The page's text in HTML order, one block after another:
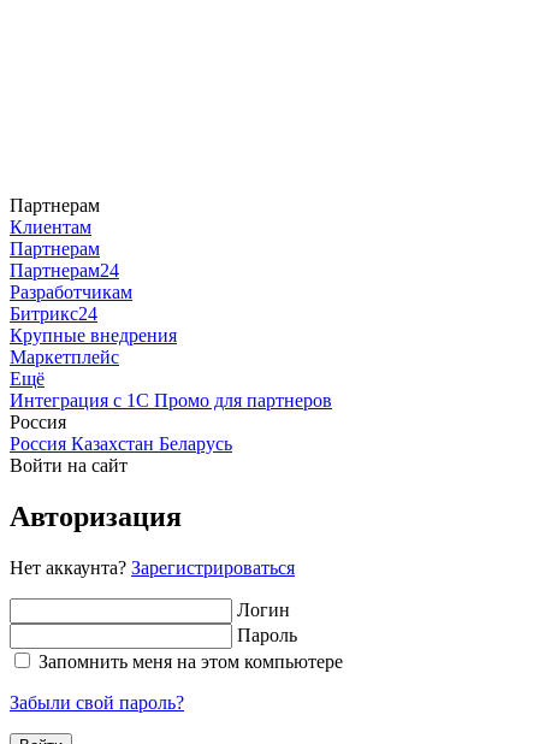
Партнерам
Клиентам
Партнерам
Партнерам24
Разработчикам
Битрикс24
Крупные внедрения
Маркетплейс
Ещё
Интеграция с 1С Промо для партнеров
Россия
Россия Казахстан Беларусь
Войти на сайт
Авторизация
Нет аккаунта? Зарегистрироваться
Логин
Пароль
Запомнить меня на этом компьютере
Забыли свой пароль?